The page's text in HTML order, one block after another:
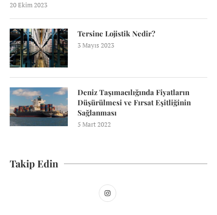
20 Ekim 2023
Tersine Lojistik Nedir?
3 Mayıs 2023
Deniz Taşımacılığında Fiyatların
Düşürülmesi ve Fırsat Eşitliğinin
Sağlanması
5 Mart 2022
Takip Edin